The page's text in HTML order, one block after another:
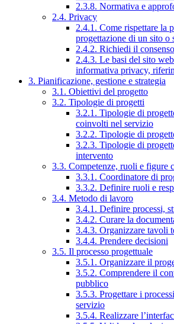
2.3.8. Normativa e
2.4. Privacy
2.4.1. Come rispettare la
progettazione di un sito o
2.4.2. Richiedi il
2.4.3. Le basi del sito
informativa privacy,
3. Pianificazione, gestione e strategia
3.1. Obiettivi del progetto
3.2. Tipologie di progetti
3.2.1. Tipologie di
coinvolti nel servizio
3.2.2. Tipologie di
3.2.3. Tipologie di
intervento
3.3. Competenze, ruoli e figure
3.3.1. Coordinatore di
3.3.2. Definire ruoli e
3.4. Metodo di lavoro
3.4.1. Definire processi,
3.4.2. Curare la
3.4.3. Organizzare tavoli
3.4.4. Prendere decisioni
3.5. Il processo progettuale
3.5.1. Organizzare il
3.5.2. Comprendere il
pubblico
3.5.3. Progettare i
servizio
3.5.4. Realizzare